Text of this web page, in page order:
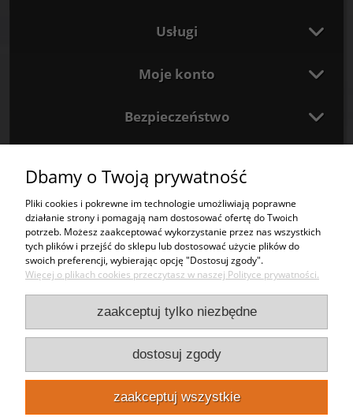
Usługi
Moje konto
Bezpieczeństwo
Punkty odbioru
pokaż pełną wersję strony
Taniareklama.plPlexinet sp. z o.o.NIP:1251693478REGON:383245414
KRS:0000784439
Sklep internetowy Shoper Premium
Dbamy o Twoją prywatność
Pliki cookies i pokrewne im technologie umożliwiają poprawne
działanie strony i pomagają nam dostosować ofertę do Twoich
potrzeb. Możesz zaakceptować wykorzystanie przez nas wszystkich
tych plików i przejść do sklepu lub dostosować użycie plików do
swoich preferencji, wybierając opcję "Dostosuj zgody".
Więcej o plikach cookies przeczytasz w naszej Polityce prywatności.
zaakceptuj tylko niezbędne
dostosuj zgody
zaakceptuj wszystkie